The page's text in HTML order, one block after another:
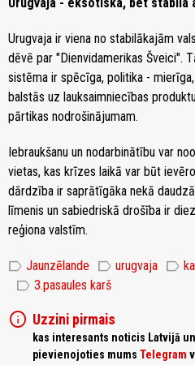
Urugvaja - eksotiska, bet stabila
Urugvaja ir viena no stabilākajām
dēvē par "Dienvidamerikas Šveici".
sistēma ir spēcīga, politika -
balstās uz lauksaimniecības
pārtikas nodrošinājumam.
Iebraukšanu un nodarbinātību var
vietas, kas krīzes laikā var būt
dārdzība ir saprātīgāka nekā
līmenis un sabiedriskā drošība ir
reģiona valstīm.
label Jaunzēlande label urugvaja label
label 3.pasaules karš
info Uzzini pirmais
kas interesants noticis Latvijā
pievienojoties mums Telegram